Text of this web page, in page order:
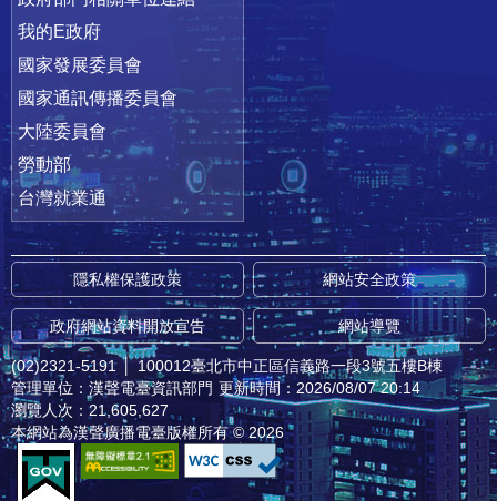
我的E政府
國家發展委員會
國家通訊傳播委員會
大陸委員會
勞動部
台灣就業通
隱私權保護政策 網站安全政策
政府網站資料開放宣告 網站導覽
(02)2321-5191 │ 100012臺北市中正區信義路一段3號五樓B棟
管理單位：漢聲電臺資訊部門 更新時間：2026/08/07 20:14
瀏覽人次：21,605,627
本網站為漢聲廣播電臺版權所有 © 2026